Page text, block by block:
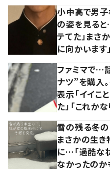
小中高で男
の姿を見る
テてた」まさ
に向かいます
ファミマで…
ナツ”を購入
表示「イイこ
た」「これかな
雪の残る冬
まさかの生
に…「過酷な
なかったのか